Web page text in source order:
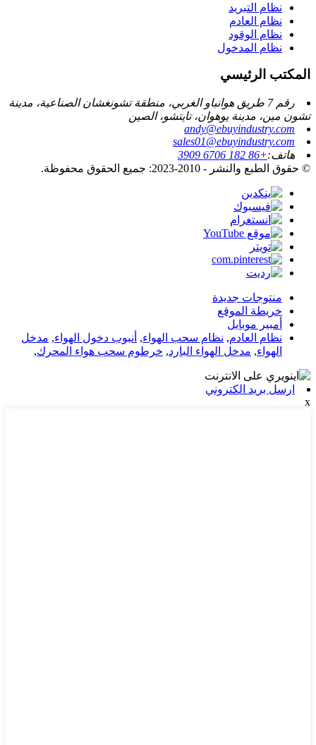
نظام التبريد
نظام العادم
نظام الوقود
نظام المدخول
المكتب الرئيسي
رقم 7 طريق هوانباو الغربي، منطقة تشونغشان الصناعية، مدينة
تشون مين، مدينة يوهوان، تايتشو، الصين
andy@ebuyindustry.com
sales01@ebuyindustry.com
هاتف:+86 182 6706 3909
© حقوق الطبع والنشر - 2010-2023: جميع الحقوق محفوظة.
منتوجات جديدة
خريطة الموقع
أمبير موبايل
نظام العادم, نظام سحب الهواء, أنبوب دخول الهواء, مدخل
الهواء, مدخل الهواء البارد, خرطوم سحب هواء المحرك,
ارسل بريد الكتروني
x